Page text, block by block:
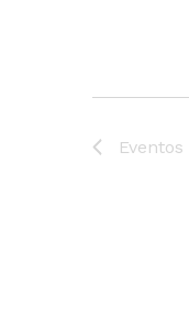
Eventos